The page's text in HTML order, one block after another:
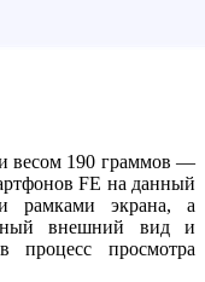
весом 190 граммов —
FE на данный
рамками экрана, а
внешний вид и
процесс просмотра